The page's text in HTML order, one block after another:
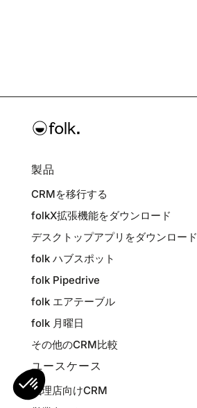
製品
CRMを移行する
folkX拡張機能をダウンロード
デスクトップアプリをダウンロード
folk ハブスポット
folk Pipedrive
folk エアテーブル
folk 月曜日
その他のCRM比較
ユースケース
代理店向けCRM